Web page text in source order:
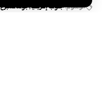
الوسوم:جنوب إفريقيا جوهانسبرغ